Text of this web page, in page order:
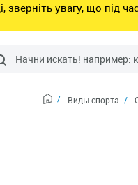
зверніть увагу, що під
Виды спорта